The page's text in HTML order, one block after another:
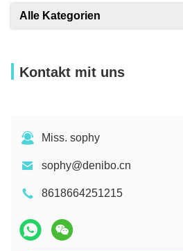
Alle Kategorien
Kontakt mit uns
Miss. sophy
sophy@denibo.cn
8618664251215